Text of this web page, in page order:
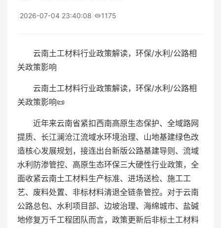
2026-07-04 23:40:08 1175
云南土工材料行业政策解读，环保/水利/公路相
关政策影响
云南土工材料行业政策解读，环保/水利/公路相
关政策影响📜
近年来云南省紧扣西南高原生态保护、全域路网
提质、长江澜沧江流域水环境治理、山地基建绿色改
造核心发展规划，接连出台新版公路基建导则、流域
水利防渗管控、高原生态环保三大硬性行业政策，全
面收紧云南土工材料生产标准、进场送检、施工工
艺、废料处置、非标材料清退全链条管控。对于云南
公路总包、水利项目部、边坡治理、海绵城市、盐碱
地修复万千工程团队而言，政策更新后非标土工材料